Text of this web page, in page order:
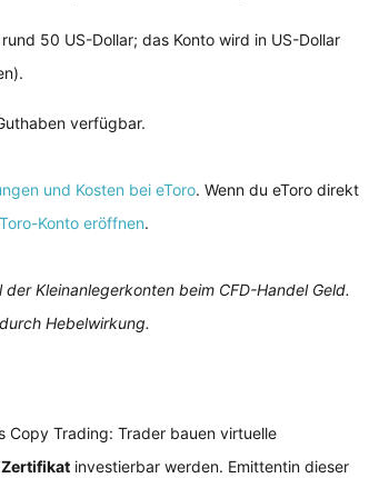
50 US-Dollar; das Konto wird in US-Dollar
verfügbar.
und Kosten bei eToro. Wenn du eToro direkt
Konto eröffnen.
Kleinanlegerkonten beim CFD-Handel Geld.
Hebelwirkung.
Copy Trading: Trader bauen virtuelle
Zertifikat investierbar werden. Emittentin dieser